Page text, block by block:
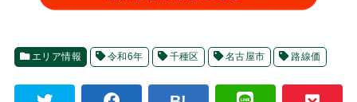
エリア情報 令和6年 千種区 名古屋市 路線価